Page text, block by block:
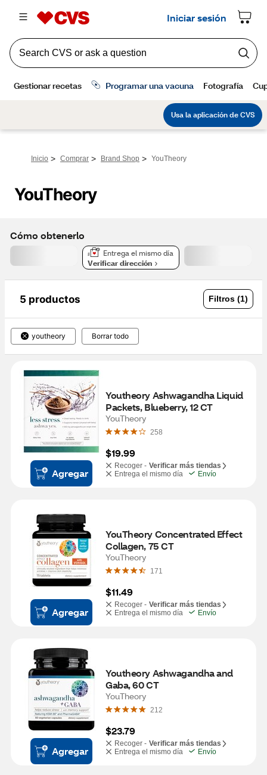
Inicio > Comprar > Brand Shop > YouTheory
YouTheory
Cómo obtenerlo
Entrega el mismo día
Verificar dirección
5 productos Filtros (1)
youtheory Borrar todo
Agregar
Youtheory Ashwagandha Liquid
Packets, Blueberry, 12 CT
YouTheory
258
$19.99
Recoger - Verificar más tiendas
Entrega el mismo día
Envío
Agregar
YouTheory Concentrated Effect
Collagen, 75 CT
YouTheory
171
$11.49
Recoger - Verificar más tiendas
Entrega el mismo día
Envío
Agregar
Youtheory Ashwagandha and
Gaba, 60 CT
YouTheory
212
$23.79
Recoger - Verificar más tiendas
Entrega el mismo día
Envío